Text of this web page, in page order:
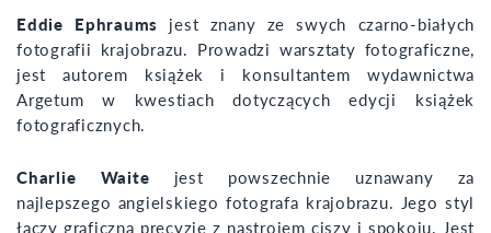
Eddie Ephraums jest znany ze swych czarno-białych
fotografii krajobrazu. Prowadzi warsztaty fotograficzne,
jest autorem książek i konsultantem wydawnictwa
Argetum w kwestiach dotyczących edycji książek
fotograficznych.
Charlie Waite jest powszechnie uznawany za
najlepszego angielskiego fotografa krajobrazu. Jego styl
łączy graficzną precyzję z nastrojem ciszy i spokoju. Jest